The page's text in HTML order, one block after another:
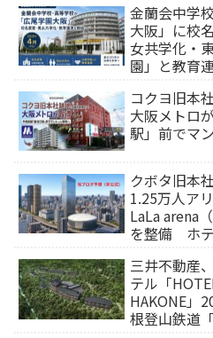
金蘭会中学
大阪」に校
女共学化・
園」と教育
コクヨ旧本
大阪メトロ
駅」前でマ
クボタ旧本
1.25万人ア
LaLa arena
を整備 ホ
三井不動産
テル「
HAKONE」
根登山鉄道